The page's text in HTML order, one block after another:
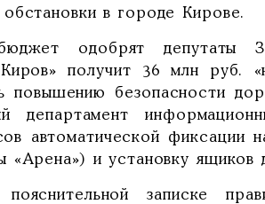
в городе Кирове.
одобрят депутаты
получит 36 млн руб.
повышению безопасности
департамент
автоматической фиксации
«Арена») и установку ящиков
записке